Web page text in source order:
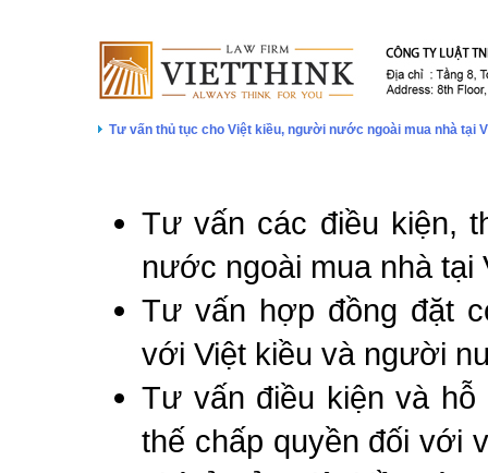
Tư vấn thủ tục cho Việt kiều, người nước ngoài mua nhà tại
Tư vấn các điều kiện,
nước ngoài mua nhà tại
Tư vấn hợp đồng đặt
với Việt kiều và người
Tư vấn điều kiện và
thế chấp quyền đối với